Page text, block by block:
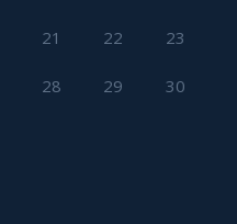
21 22 23
28 29 30